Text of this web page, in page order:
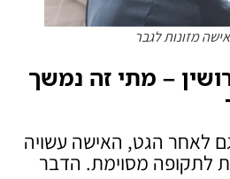
מזונות לגבר
– מתי זה נמשך
לאחר הגט, האישה עשויה
לתקופה מסוימת. הדבר